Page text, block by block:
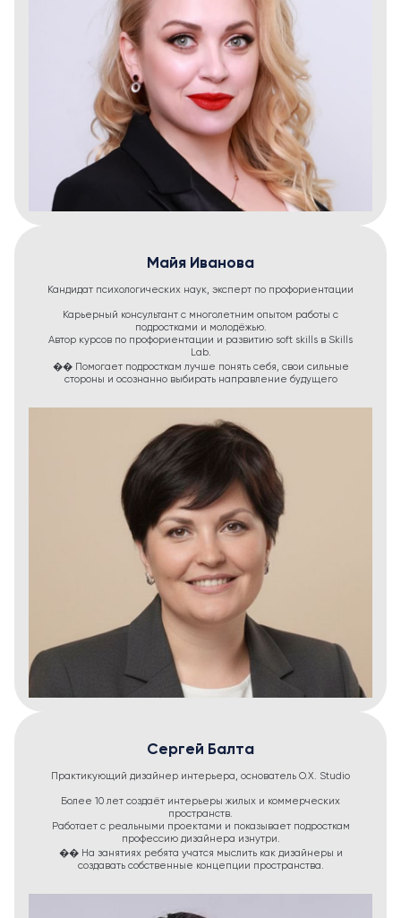
Майя Иванова
Кандидат психологических наук, эксперт по профориентации
Карьерный консультант с многолетним опытом работы с
подростками и молодёжью.
Автор курсов по профориентации и развитию soft skills в Skills
Lab.
�� Помогает подросткам лучше понять себя, свои сильные
стороны и осознанно выбирать направление будущего
Сергей Балта
Практикующий дизайнер интерьера, основатель O.X. Studio
Более 10 лет создаёт интерьеры жилых и коммерческих
пространств.
Работает с реальными проектами и показывает подросткам
профессию дизайнера изнутри.
�� На занятиях ребята учатся мыслить как дизайнеры и
создавать собственные концепции пространства.